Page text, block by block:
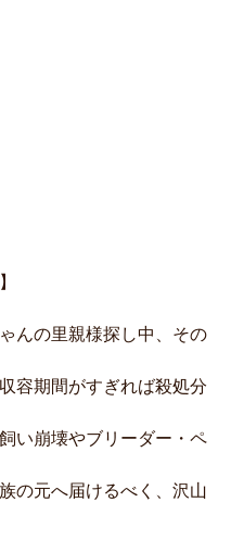
んの里親様探し中、その
容期間がすぎれば殺処分
い崩壊やブリーダー・ペ
の元へ届けるべく、沢山